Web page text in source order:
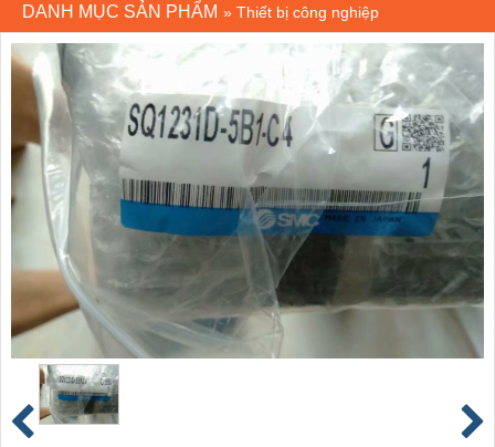
DANH MỤC SẢN PHẨM » Thiết bị công nghiệp